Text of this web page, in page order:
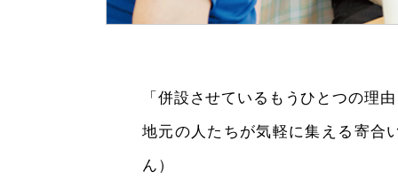
「併設させているもうひとつの理
地元の人たちが気軽に集える寄合
ん）